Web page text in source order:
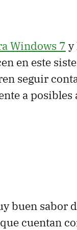
Windows 7 y
en este
seguir
a posibles
buen sabor
cuentan